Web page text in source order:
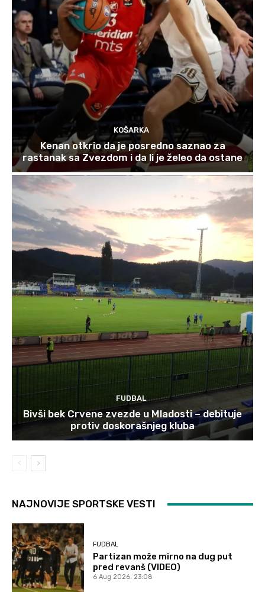
KOŠARKA
Kenan otkrio da je posredno saznao za
rastanak sa Zvezdom i da li je želeo da ostane
FUDBAL
Bivši bek Crvene zvezde u Mladosti – debituje
protiv doskorašnjeg kluba
NAJNOVIJE SPORTSKE VESTI
FUDBAL
Partizan može mirno na dug put
pred revanš (VIDEO)
6 Aug 2026. 23:08